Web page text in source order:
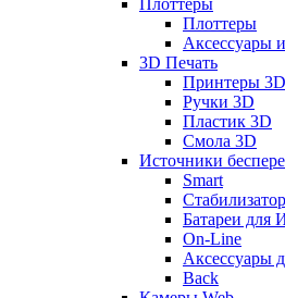
Плоттеры
Плоттеры
Аксессуары
3D Печать
Принтеры 3D
Ручки 3D
Пластик 3D
Смола 3D
Источники
Smart
Батареи для
On-Line
Аксессуары
Back